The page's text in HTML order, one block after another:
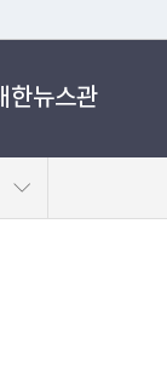
관리하는 누리집입니
한뉴스관